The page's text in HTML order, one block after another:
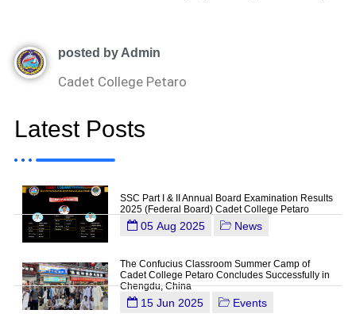
posted by Admin
Cadet College Petaro
Latest Posts
SSC Part I & II Annual Board Examination Results
2025 (Federal Board) Cadet College Petaro
05 Aug 2025 News
The Confucius Classroom Summer Camp of
Cadet College Petaro Concludes Successfully in
Chengdu, China
15 Jun 2025 Events